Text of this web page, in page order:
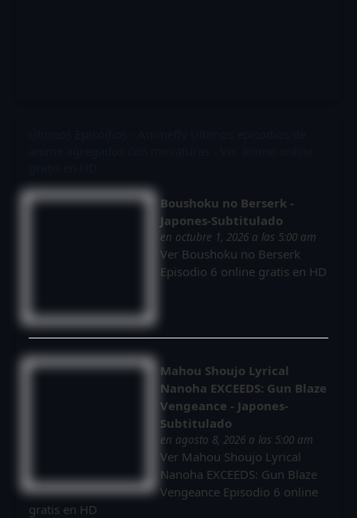
Boushoku no Berserk -
Japones-Subtitulado
en octubre 1, 2026 a las 5:00 am
Ver Boushoku no Berserk
Episodio 6 online gratis en HD
Mahou Shoujo Lyrical
Nanoha EXCEEDS: Gun Blaze
Vengeance - Japones-
Subtitulado
en agosto 8, 2026 a las 5:00 am
Ver Mahou Shoujo Lyrical
Nanoha EXCEEDS: Gun Blaze
Vengeance Episodio 6 online
gratis en HD